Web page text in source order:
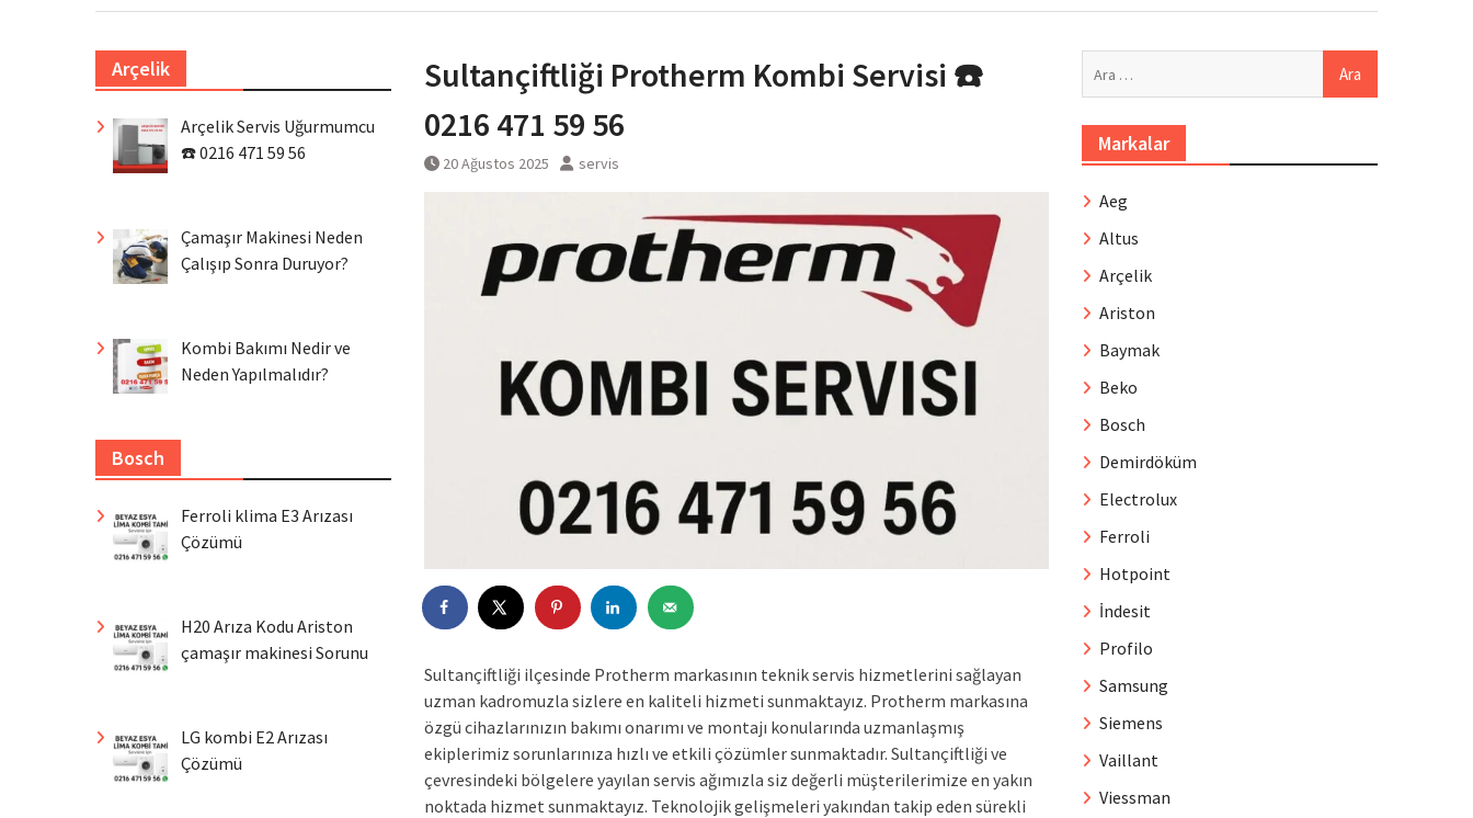
Sultançiftliği Protherm Kombi Servisi ☎️
0216 471 59 56
20 Ağustos 2025 servis
Sultançiftliği ilçesinde Protherm markasının teknik servis hizmetlerini sağlayan
uzman kadromuzla sizlere en kaliteli hizmeti sunmaktayız. Protherm markasına
özgü cihazlarınızın bakımı onarımı ve montajı konularında uzmanlaşmış
ekiplerimiz sorunlarınıza hızlı ve etkili çözümler sunmaktadır. Sultançiftliği ve
çevresindeki bölgelere yayılan servis ağımızla siz değerli müşterilerimize en yakın
noktada hizmet sunmaktayız. Teknolojik gelişmeleri yakından takip eden sürekli
Markalar
Aeg
Altus
Arçelik
Ariston
Baymak
Beko
Bosch
Demirdöküm
Electrolux
Ferroli
Hotpoint
İndesit
Profilo
Samsung
Siemens
Vaillant
Viessman
Arçelik
Arçelik Servis Uğurmumcu
☎️ 0216 471 59 56
Çamaşır Makinesi Neden
Çalışıp Sonra Duruyor?
Kombi Bakımı Nedir ve
Neden Yapılmalıdır?
Bosch
Ferroli klima E3 Arızası
Çözümü
H20 Arıza Kodu Ariston
çamaşır makinesi Sorunu
LG kombi E2 Arızası
Çözümü